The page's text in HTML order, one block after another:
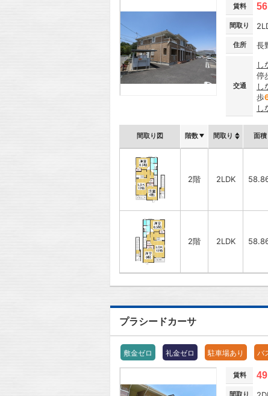
賃料
間取り
住所 長
交通
し
停
し
歩
し
間取り図 階数 間取り 面積
2階 2LDK
2階 2LDK
プラシードカーサ
敷金ゼロ 礼金ゼロ 駐車場あり バ
賃料
間取り